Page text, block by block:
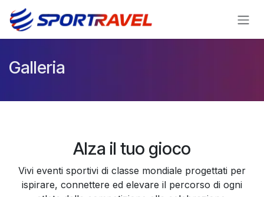
Passa al contenuto
Galleria
Alza il tuo gioco
Vivi eventi sportivi di classe mondiale progettati per
ispirare, connettere ed elevare il percorso di ogni